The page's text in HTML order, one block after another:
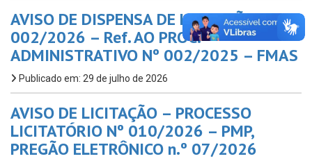
AVISO DE DISPENSA DE LICITAÇÃO Nº
002/2026 – Ref. AO PROC.
ADMINISTRATIVO Nº 002/2025 – FMAS
Publicado em: 29 de julho de 2026
AVISO DE LICITAÇÃO – PROCESSO
LICITATÓRIO Nº 010/2026 – PMP,
PREGÃO ELETRÔNICO n.º 07/2026